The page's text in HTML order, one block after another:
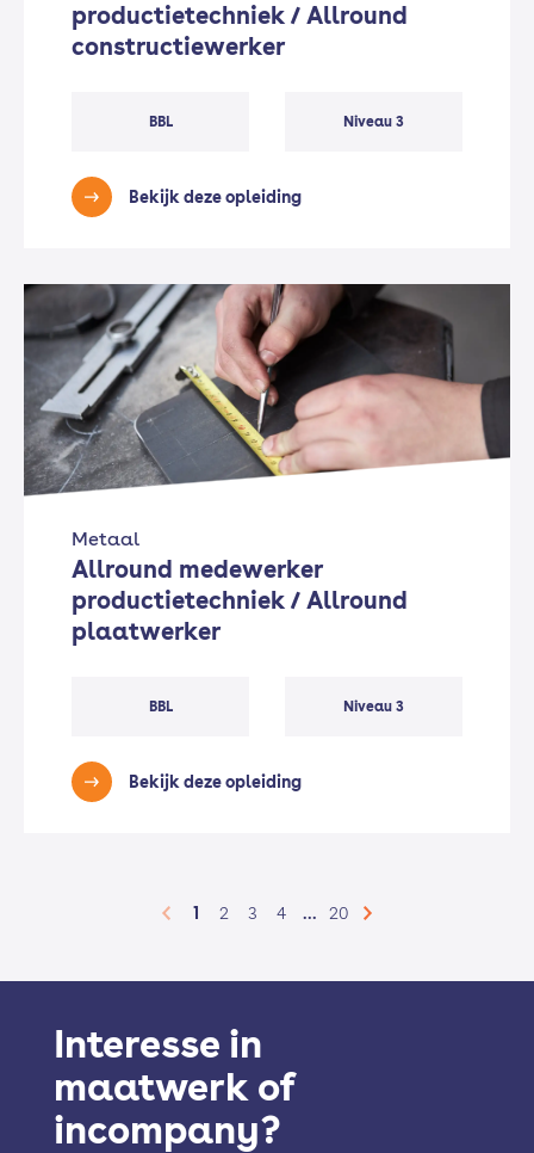
productietechniek / Allround
constructiewerker
BBL Niveau 3
Bekijk deze opleiding
Metaal
Allround medewerker
productietechniek / Allround
plaatwerker
BBL Niveau 3
Bekijk deze opleiding
1 2 3 4 ... 20
Interesse in
maatwerk of
incompany?